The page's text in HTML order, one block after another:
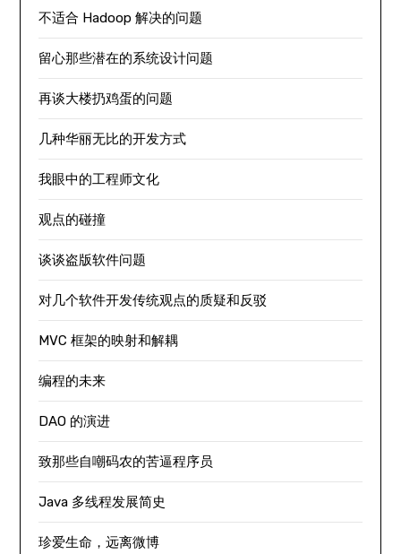
不适合 Hadoop 解决的问题
留心那些潜在的系统设计问题
再谈大楼扔鸡蛋的问题
几种华丽无比的开发方式
我眼中的工程师文化
观点的碰撞
谈谈盗版软件问题
对几个软件开发传统观点的质疑和反驳
MVC 框架的映射和解耦
编程的未来
DAO 的演进
致那些自嘲码农的苦逼程序员
Java 多线程发展简史
珍爱生命，远离微博